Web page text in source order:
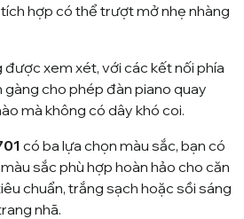
hợp có thể trượt mở nhẹ nhàng
xem xét, với các kết nối phía
cho phép đàn piano quay
mà không có dây khó coi.
có ba lựa chọn màu sắc, bạn có
sắc phù hợp hoàn hảo cho căn
chuẩn, trắng sạch hoặc sồi sáng
nhã.